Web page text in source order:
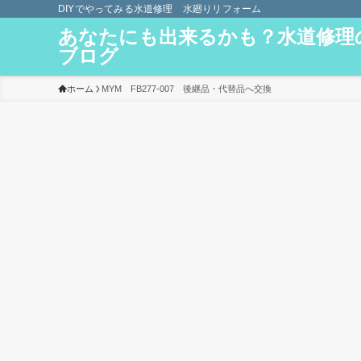
DIYでやってみる水道修理 水廻りリフォーム
あなたにも出来るかも？水道修理
ブログ
ホーム MYM FB277-007 後継品・代替品へ交換